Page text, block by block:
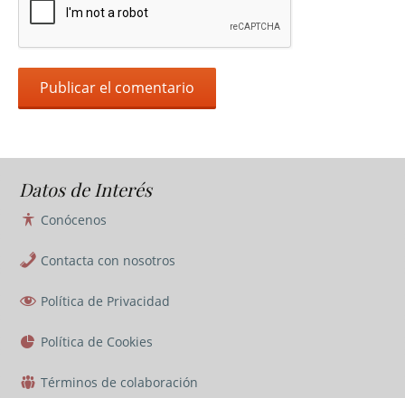
Datos de Interés
Conócenos
Contacta con nosotros
Política de Privacidad
Política de Cookies
Términos de colaboración